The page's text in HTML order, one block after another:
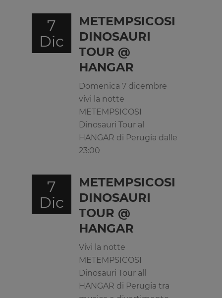
7
Dic
METEMPSICOSI
DINOSAURI
TOUR @
HANGAR
Domenica 7 dicembre
vivi la notte
METEMPSICOSI
Dinosauri Tour al
HANGAR di Perugia dalle
23:00
7
Dic
METEMPSICOSI
DINOSAURI
TOUR @
HANGAR
Vivi la notte
METEMPSICOSI
Dinosauri Tour all
HANGAR di Perugia tra